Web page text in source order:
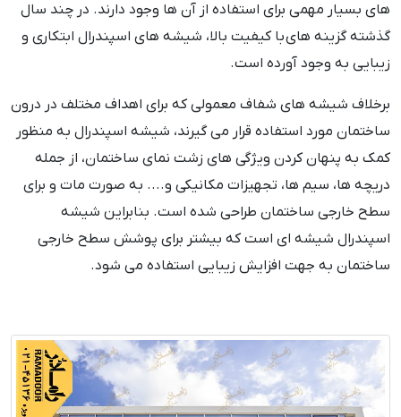
های بسیار مهمی برای استفاده از آن ها وجود دارند. در چند سال
گذشته گزینه های با کیفیت بالا، شیشه های اسپندرال ابتکاری و
زیبایی به وجود آورده است.
برخلاف شیشه های شفاف معمولی که برای اهداف مختلف در درون
ساختمان مورد استفاده قرار می گیرند، شیشه اسپندرال به منظور
کمک به پنهان کردن ویژگی های زشت نمای ساختمان، از جمله
دریچه ها، سیم ها، تجهیزات مکانیکی و.... به صورت مات و برای
سطح خارجی ساختمان طراحی شده است. بنابراین شیشه
اسپندرال شیشه ای است که بیشتر برای پوشش سطح خارجی
ساختمان به جهت افزایش زیبایی استفاده می شود.